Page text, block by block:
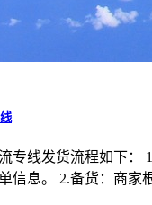
专线发货流程如下：
信息。 2.备货：商家